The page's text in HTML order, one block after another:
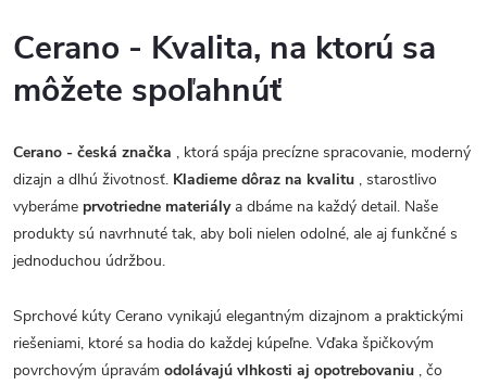
Cerano - Kvalita, na ktorú sa
môžete spoľahnúť
Cerano - česká značka , ktorá spája precízne spracovanie, moderný
dizajn a dlhú životnosť. Kladieme dôraz na kvalitu , starostlivo
vyberáme prvotriedne materiálya dbáme na každý detail. Naše
produkty sú navrhnuté tak, aby boli nielen odolné, ale aj funkčné s
jednoduchou údržbou.
Sprchové kúty Cerano vynikajú elegantným dizajnom a praktickými
riešeniami, ktoré sa hodia do každej kúpeľne. Vďaka špičkovým
povrchovým úpravám odolávajú vlhkosti aj opotrebovaniu , čo